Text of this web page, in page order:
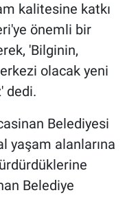
kalitesine katkı
önemli bir
'Bilginin,
olacak yeni
dedi.
Belediyesi
yaşam alanlarına
Belediye